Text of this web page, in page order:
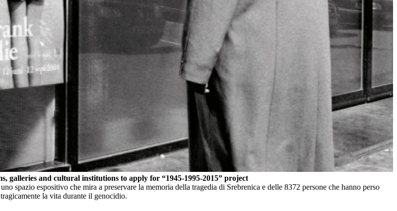
galleries and cultural institutions to apply for “1945-1995-2015” project
spazio espositivo che mira a preservare la memoria della tragedia di Srebrenica e delle 8372 persone che hanno perso
tragicamente la vita durante il genocidio.